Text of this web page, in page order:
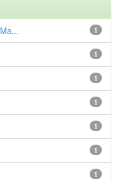
1
1
1
1
1
1
1